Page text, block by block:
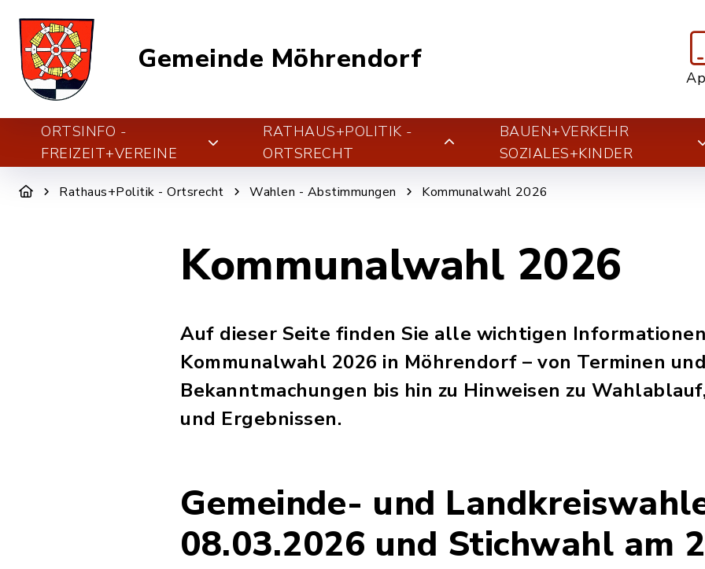
Gemeinde Möhrendorf
ORTSINFO -
FREIZEIT+VEREINE
RATHAUS+POLITIK -
ORTSRECHT
BAUEN+VERKEHR
SOZIALES+KINDER
Rathaus+Politik - Ortsrecht Wahlen - Abstimmungen Kommunalwahl 2026
Kommunalwahl 2026
Auf dieser Seite finden Sie alle wichtigen
Kommunalwahl 2026 in Möhrendorf – von Terminen und
Bekanntmachungen bis hin zu Hinweisen zu
und Ergebnissen.
Gemeinde- und
08.03.2026 und Stichwahl am